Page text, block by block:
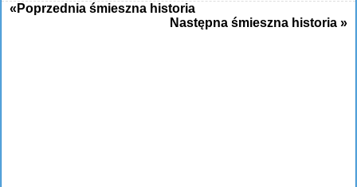
«Poprzednia śmieszna historia
Następna śmieszna historia »